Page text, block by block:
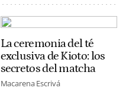
La ceremonia del té
exclusiva de Kioto: los
secretos del matcha
Macarena Escrivá